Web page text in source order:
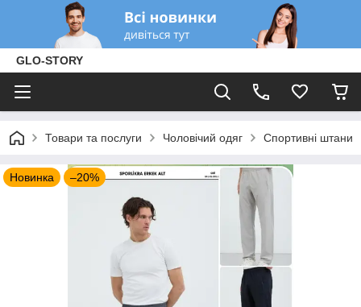
GLO-STORY
Товари та послуги Чоловічий одяг Спортивні штани
Новинка –20%